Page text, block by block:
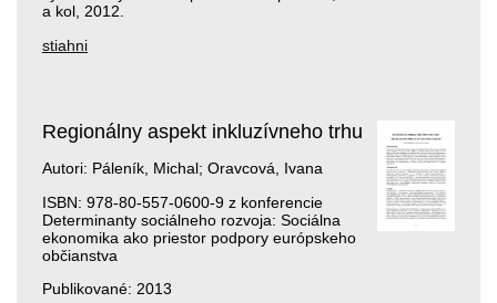
a kol, 2012.
stiahni
Regionálny aspekt inkluzívneho trhu
Autori: Páleník, Michal; Oravcová, Ivana
ISBN: 978-80-557-0600-9 z konferencie
Determinanty sociálneho rozvoja: Sociálna
ekonomika ako priestor podpory európskeho
občianstva
Publikované: 2013